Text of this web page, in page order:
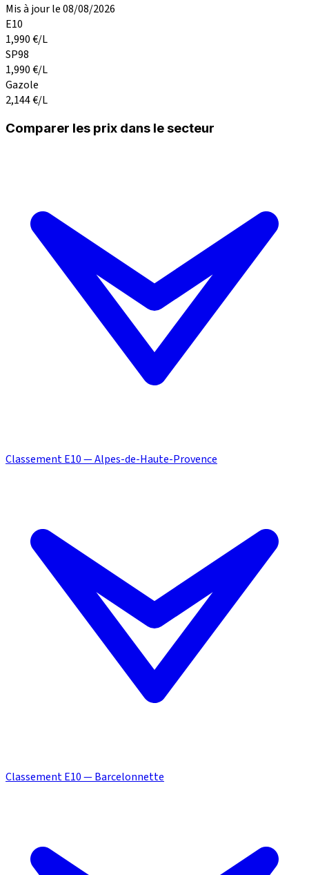
Mis à jour le 08/08/2026
E10
1,990€/L
SP98
1,990€/L
Gazole
2,144€/L
Comparer les prix dans le secteur
Classement E10 — Alpes-de-Haute-Provence
Classement E10 — Barcelonnette